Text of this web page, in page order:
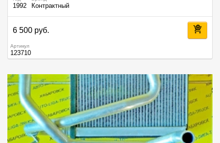
1992 Контрактный
6 500 руб.
Артикул
123710